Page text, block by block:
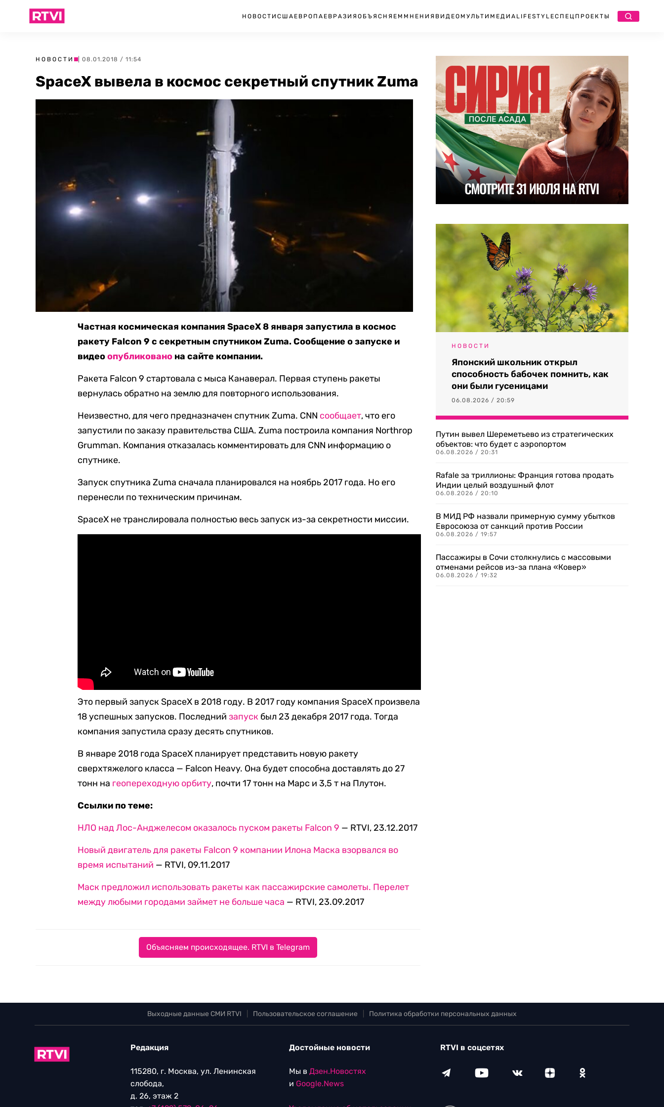
НОВОСТИ США ЕВРОПА ЕВРАЗИЯ ОБЪЯСНЯЕМ МНЕНИЯ ВИДЕО МУЛЬТИМЕДИА LIFESTYLEСПЕЦПРОЕКТЫ
НОВОСТИ | 08.01.2018 / 11:54
SpaceX вывела в космос секретный спутник Zuma
Частная космическая компания SpaceX 8 января запустила в космос
ракету Falcon 9 с секретным спутником Zuma. Сообщение о запуске и
видеоопубликовано на сайте компании.
Ракета Falcon 9 стартовала с мыса Канаверал. Первая ступень ракеты
вернулась обратно на землю для повторного использования.
Неизвестно, для чего предназначен спутник Zuma. CNN сообщает, что его
запустили по заказу правительства США. Zuma построила компания Northrop
Grumman. Компания отказалась комментировать для CNN информацию о
спутнике.
Запуск спутника Zuma сначала планировался на ноябрь 2017 года. Но его
перенесли по техническим причинам.
SpaceX не транслировала полностью весь запуск из-за секретности миссии.
Это первый запуск SpaceX в 2018 году. В 2017 году компания SpaceX произвела
18 успешных запусков. Последнийзапуск был 23 декабря 2017 года. Тогда
компания запустила сразу десять спутников.
В январе 2018 года SpaceX планирует представить новую ракету
сверхтяжелого класса — Falcon Heavy. Она будет способна доставлять до 27
тонн на геопереходную орбиту, почти 17 тонн на Марс и 3,5 т на Плутон.
Ссылки по теме:
НЛО над Лос-Анджелесом оказалось пуском ракеты Falcon 9 — RTVI, 23.12.2017
Новый двигатель для ракеты Falcon 9 компании Илона Маска взорвался во
время испытаний — RTVI, 09.11.2017
Маск предложил использовать ракеты как пассажирские самолеты. Перелет
между любыми городами займет не больше часа — RTVI, 23.09.2017
Объясняем происходящее. RTVI в Telegram
НОВОСТИ
Японский школьник открыл
способность бабочек помнить, как
они были гусеницами
06.08.2026 / 20:59
Путин вывел Шереметьево из стратегических
объектов: что будет с аэропортом
06.08.2026 / 20:31
Rafale за триллионы: Франция готова продать
Индии целый воздушный флот
06.08.2026 / 20:10
В МИД РФ назвали примерную сумму убытков
Евросоюза от санкций против России
06.08.2026 / 19:57
Пассажиры в Сочи столкнулись с массовыми
отменами рейсов из-за плана «Ковер»
06.08.2026 / 19:32
Выходные данные СМИ RTVI Пользовательское соглашение Политика обработки персональных данных
Редакция
115280, г. Москва, ул. Ленинская
слобода,
д. 26, этаж 2
Достойные новости
Мы в Дзен.Новостях
и Google.News
RTVI в соцсетях